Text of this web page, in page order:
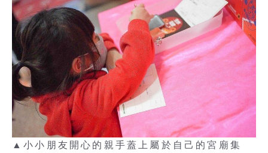
▲小小朋友開心的親手蓋上屬於自己的宮廟集